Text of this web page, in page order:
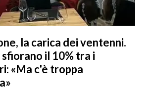
la carica dei ventenni.
il 10% tra i
«Ma c'è troppa